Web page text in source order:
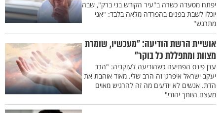
יפתח מסעדה כשרה ב"עיר הקודש בני ברק", שבה
יוכלו לשבת בפנים בהפרדה מלאה בלבד: "אני
מתרגש"
אושיית הרשת הודיעה: "מעכשיו, שומרת
מצוות ומתפללת כל בוקר"
עדן פינס הפתיעה כשהודיעה לעוקביה: "הרב
יעקב ישראל איפרגן זה הרב שלי. מאוד אוהבת את
הדת. אנשים לא יודעים מה זה להרגיש מאוים
מעצם היותך יהודי"